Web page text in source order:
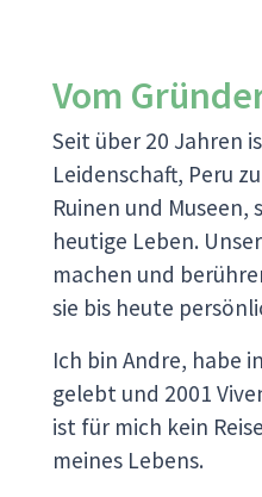
Vom
Seit über 20 Jahren
Leidenschaft, Peru
Ruinen und
heutige Leben.
machen und
sie bis heute
Ich bin Andre, habe
gelebt und 2001
ist für mich kein
meines Lebens.